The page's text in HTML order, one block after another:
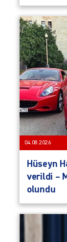
04.08.2026
Hüseyn
verildi –
olundu